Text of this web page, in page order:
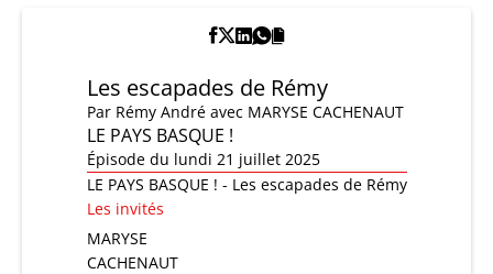
Les escapades de Rémy
Par Rémy André avec MARYSE CACHENAUT
LE PAYS BASQUE !
Épisode du lundi 21 juillet 2025
LE PAYS BASQUE ! - Les escapades de Rémy
Les invités
MARYSE
CACHENAUT